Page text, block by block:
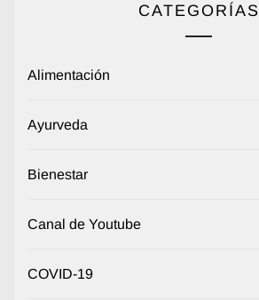
CATEGORÍAS
Alimentación
Ayurveda
Bienestar
Canal de Youtube
COVID-19